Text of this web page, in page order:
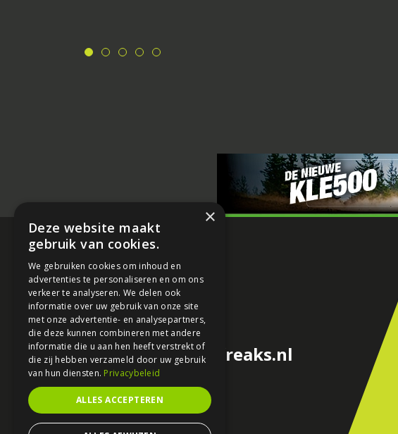
redactie@motorfreaks.nl
×
Deze website maakt
gebruik van cookies.
We gebruiken cookies om inhoud en
advertenties te personaliseren en om ons
verkeer te analyseren. We delen ook
informatie over uw gebruik van onze site
met onze advertentie- en analysepartners,
die deze kunnen combineren met andere
informatie die u aan hen heeft verstrekt of
die zij hebben verzameld door uw gebruik
van hun diensten. Privacybeleid
ALLES ACCEPTEREN